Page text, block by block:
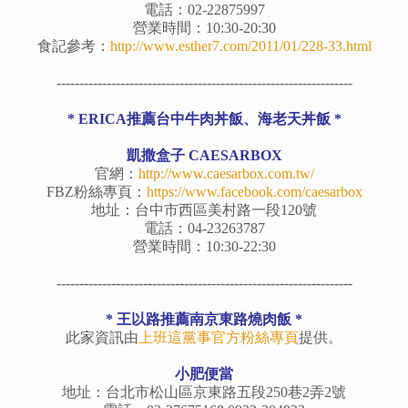
電話：02-22875997
營業時間：10:30-20:30
食記參考： http://www.esther7.com/2011/01/228-33.html
-----------------------------------------------------------------
* ERICA推薦台中牛肉丼飯、海老天丼飯 *
凱撒盒子 CAESARBOX
官網： http://www.caesarbox.com.tw/
FBZ粉絲專頁： https://www.facebook.com/caesarbox
地址：台中市西區美村路一段120號
電話：04-23263787
營業時間：10:30-22:30
-----------------------------------------------------------------
* 王以路推薦南京東路燒肉飯 *
此家資訊由 上班這黨事官方粉絲專頁提供。
小肥便當
地址：台北市松山區京東路五段250巷2弄2號